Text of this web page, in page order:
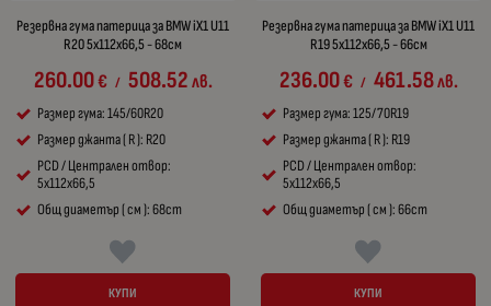
Резервна гума патерица за BMW iX1 U11
R20 5x112x66,5 - 68см
260.00€ / 508.52лв.
Размер гума: 145/60R20
Размер джанта ( R ): R20
PCD / Централен отвор:
5x112x66,5
Общ диаметър ( см ): 68cm
КУПИ
Резервна гума патерица за BMW iX1 U11
R19 5x112x66,5 - 66см
236.00€ / 461.58лв.
Размер гума: 125/70R19
Размер джанта ( R ): R19
PCD / Централен отвор:
5x112x66,5
Общ диаметър ( см ): 66cm
КУПИ